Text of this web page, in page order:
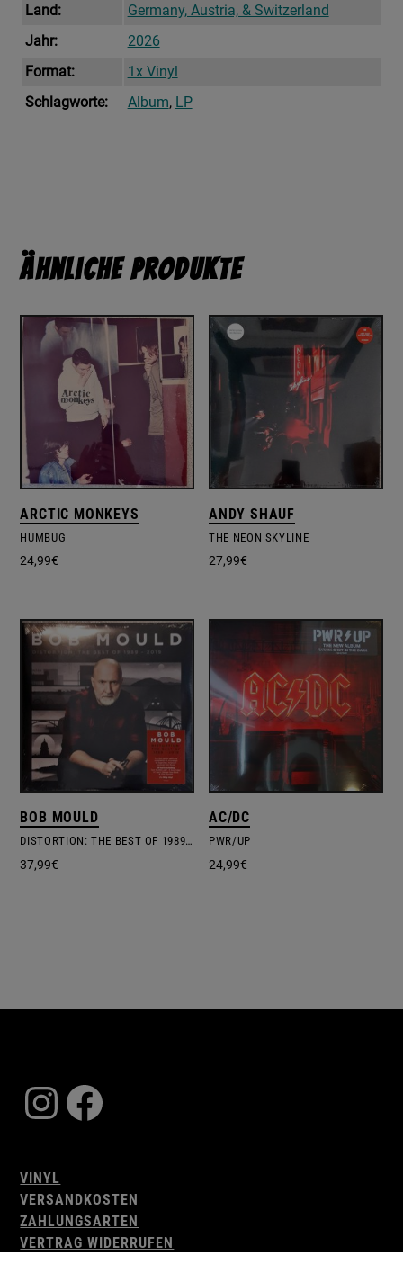
Land:
Germany, Austria, & Switzerland
Jahr:
2026
Format:
1x Vinyl
Schlagworte:
Album, LP
Ähnliche Produkte
ARCTIC MONKEYS
HUMBUG
24,99€
ANDY SHAUF
THE NEON SKYLINE
27,99€
BOB MOULD
DISTORTION: THE BEST OF 1989 – 2019
37,99€
AC/DC
PWR/UP
24,99€
Instagram
Facebook
VINYL
VERSANDKOSTEN
ZAHLUNGSARTEN
VERTRAG WIDERRUFEN